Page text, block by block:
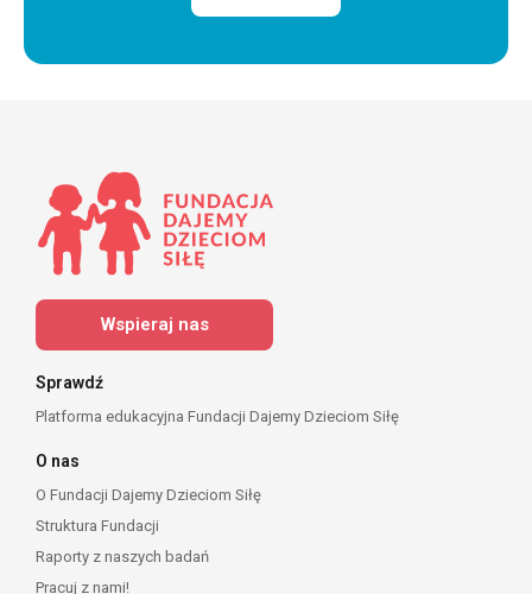
Wspieraj nas
Sprawdź
Platforma edukacyjna Fundacji Dajemy Dzieciom Siłę
O nas
O Fundacji Dajemy Dzieciom Siłę
Struktura Fundacji
Raporty z naszych badań
Pracuj z nami!